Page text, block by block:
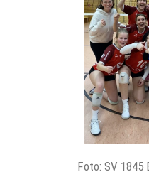
Foto: SV 1845